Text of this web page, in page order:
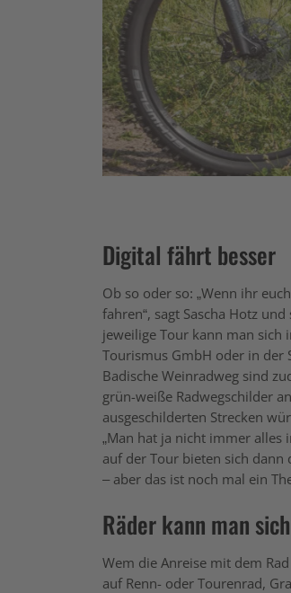
Digital fährt besser
Ob so oder so: „Wenn ihr
fahren“, sagt Sascha Hotz
jeweilige Tour kann man sich
Tourismus GmbH oder in der
Badische Weinradweg sind
grün-weiße Radwegschilder
ausgeschilderten Strecken
„Man hat ja nicht immer alles
auf der Tour bieten sich dann
– aber das ist noch mal ein
Räder kann man
Wem die Anreise mit dem
auf Renn- oder Tourenrad,